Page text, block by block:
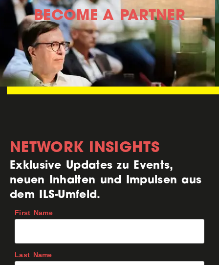
BECOME A PARTNER
NETWORK INSIGHTS
Exklusive Updates zu Events,
neuen Inhalten und Impulsen aus
dem ILS-Umfeld.
First Name
Last Name